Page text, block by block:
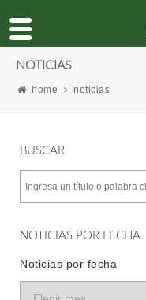
NOTICIAS
home noticias
BUSCAR
NOTICIAS POR FECHA
Noticias por fecha